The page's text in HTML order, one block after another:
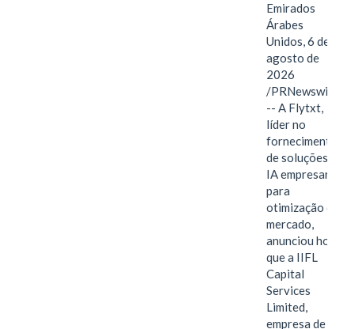
Emirados
Árabes
Unidos, 6 de
agosto de
2026
/PRNewswire/
-- A Flytxt,
líder no
fornecimento
de soluções de
IA empresarial
para
otimização de
mercado,
anunciou hoje
que a IIFL
Capital
Services
Limited,
empresa de